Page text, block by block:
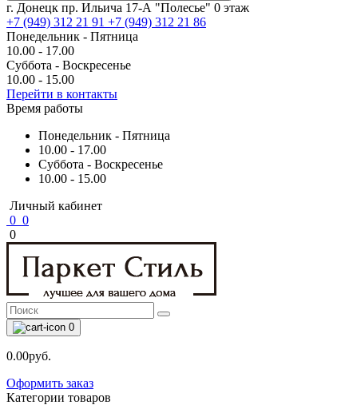
г. Донецк пр. Ильича 17-А "Полесье" 0 этаж
+7 (949) 312 21 91 +7 (949) 312 21 86
Понедельник - Пятница
10.00 - 17.00
Суббота - Воскресенье
10.00 - 15.00
Перейти в контакты
Время работы
Понедельник - Пятница
10.00 - 17.00
Суббота - Воскресенье
10.00 - 15.00
Личный кабинет
0 0
0
0
0.00руб.
Оформить заказ
Категории товаров